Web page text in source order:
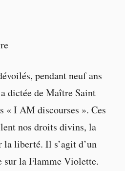
pendant neuf ans
dictée de Maître Saint
« I AM discourses ». Ces
nos droits divins, la
liberté. Il s’agit d’un
sur la Flamme Violette.